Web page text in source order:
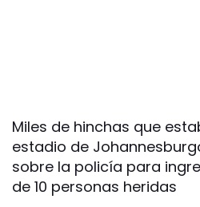
Miles de hinchas que
estadio de
sobre la policía para
de 10 personas heridas